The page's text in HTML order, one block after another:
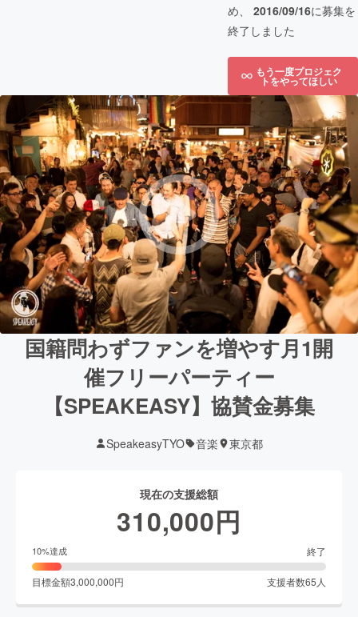
め、 2016/09/16に募集を
終了しました
もう一度プロジェク
トをやってほしい
国籍問わずファンを増やす月1開
催フリーパーティー
【SPEAKEASY】協賛金募集
SpeakeasyTYO 音楽 東京都
現在の支援総額
310,000円
10%達成 終了
目標金額3,000,000円 支援者数65 人